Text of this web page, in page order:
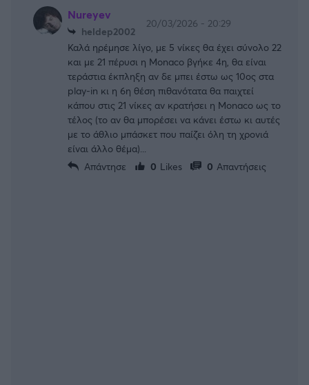
Nureyev
heldep2002
20/03/2026 - 20:29
Καλά ηρέμησε λίγο, με 5 νίκες θα έχει σύνολο 22
και με 21 πέρυσι η Monaco βγήκε 4η, θα είναι
τεράστια έκπληξη αν δε μπει έστω ως 10ος στα
play-in κι η 6η θέση πιθανότατα θα παιχτεί
κάπου στις 21 νίκες αν κρατήσει η Monaco ως το
τέλος (το αν θα μπορέσει να κάνει έστω κι αυτές
με το άθλιο μπάσκετ που παίζει όλη τη χρονιά
είναι άλλο θέμα)...
Απάντησε
0 Likes 0 Απαντήσεις